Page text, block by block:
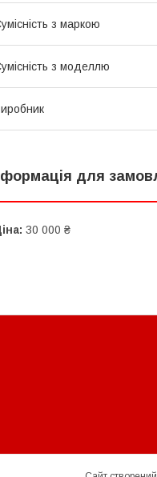
з маркою
з моделлю
для
30 000 ₴